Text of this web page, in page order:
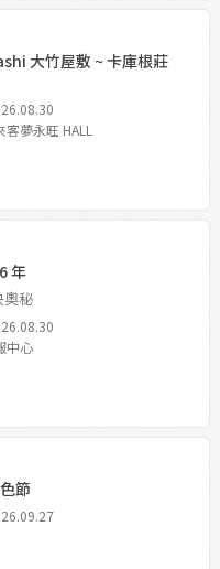
大竹屋敷 ~ 卡庫根莊
夢永旺 HALL
年
奧秘
中心
節